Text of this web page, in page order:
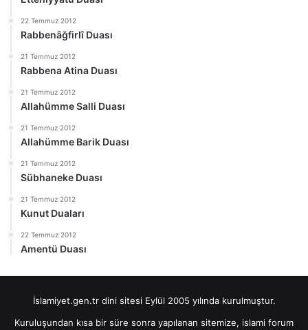
22 Temmuz 2012
Rabbenâğfirlî Duası
21 Temmuz 2012
Rabbena Atina Duası
21 Temmuz 2012
Allahümme Salli Duası
21 Temmuz 2012
Allahümme Barik Duası
21 Temmuz 2012
Sübhaneke Duası
21 Temmuz 2012
Kunut Duaları
22 Temmuz 2012
Amentü Duası
İslamiyet.gen.tr dini sitesi Eylül 2005 yılında kurulmuştur.
Kuruluşundan kısa bir süre sonra yapılanan sitemize, islami forum